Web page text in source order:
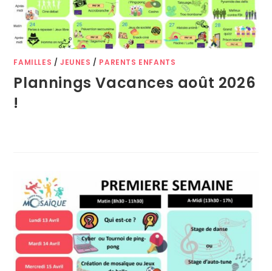
FAMILLES /JEUNES / PARENTS ENFANTS
Plannings Vacances août 2026
!